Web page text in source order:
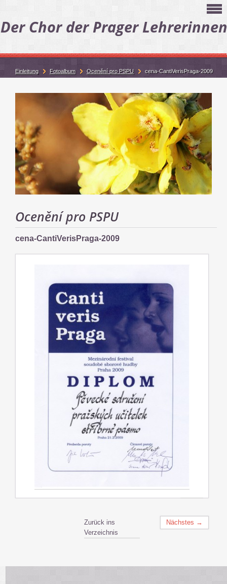
Der Chor der Prager Lehrerinnen
Ocenění pro PSPU
cena-CantiVerisPraga-2009
Nächstes →
Zurück ins
Verzeichnis
Einleitung Fotoalbum Ocenění pro PSPU cena-CantiVerisPraga-2009